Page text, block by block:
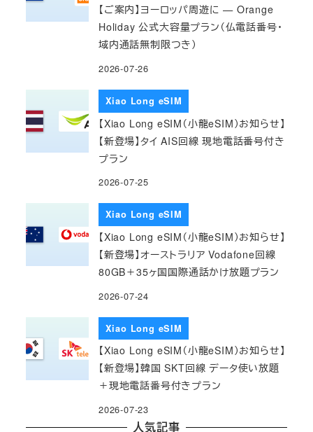
【ご案内】ヨーロッパ周遊に — Orange
Holiday 公式大容量プラン（仏電話番号・
域内通話無制限つき）
2026-07-26
Xiao Long eSIM
【Xiao Long eSIM（小龍eSIM）お知らせ】
【新登場】タイ AIS回線 現地電話番号付き
プラン
2026-07-25
Xiao Long eSIM
【Xiao Long eSIM（小龍eSIM）お知らせ】
【新登場】オーストラリア Vodafone回線
80GB＋35ヶ国国際通話かけ放題プラン
2026-07-24
Xiao Long eSIM
【Xiao Long eSIM（小龍eSIM）お知らせ】
【新登場】韓国 SKT回線 データ使い放題
＋現地電話番号付きプラン
2026-07-23
人気記事